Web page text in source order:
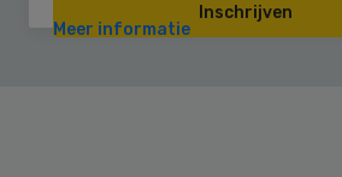
Inschrijven
Meer informatie